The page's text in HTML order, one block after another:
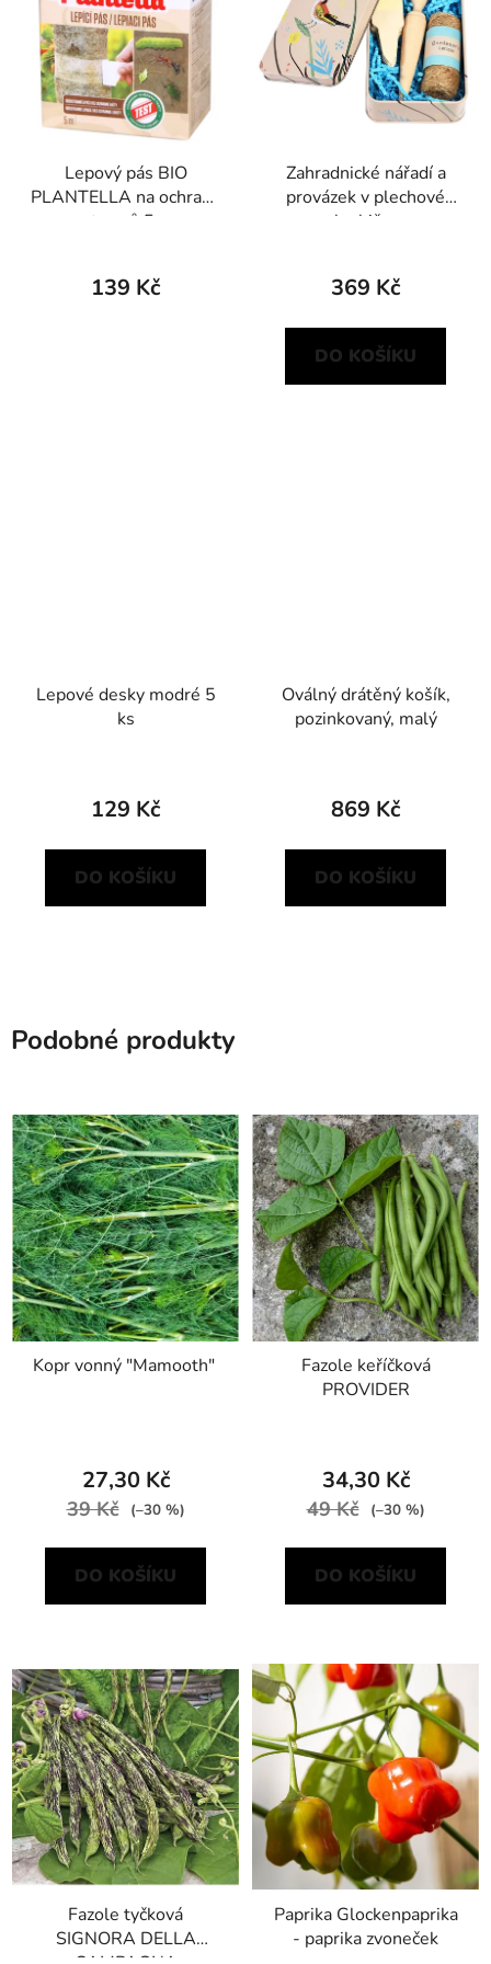
Lepový pás BIO
PLANTELLA na ochranu
stromů 5m
139 Kč
Zahradnické nářadí a
provázek v plechové
krabičce
369 Kč
DO KOŠÍKU
Lepové desky modré 5
ks
129 Kč
DO KOŠÍKU
Oválný drátěný košík,
pozinkovaný, malý
869 Kč
DO KOŠÍKU
Podobné produkty
Kopr vonný "Mamooth"
27,30 Kč
39 Kč (–30 %)
DO KOŠÍKU
Fazole keříčková
PROVIDER
34,30 Kč
49 Kč (–30 %)
DO KOŠÍKU
Fazole tyčková
SIGNORA DELLA
Paprika Glockenpaprika
- paprika zvoneček